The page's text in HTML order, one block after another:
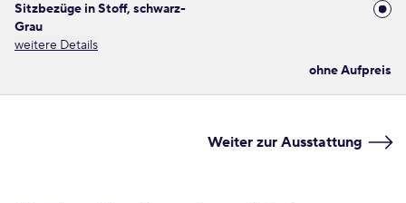
Sitzbezüge in Stoff, schwarz-
Grau
weitere Details
ohne Aufpreis
Weiter zur Ausstattung